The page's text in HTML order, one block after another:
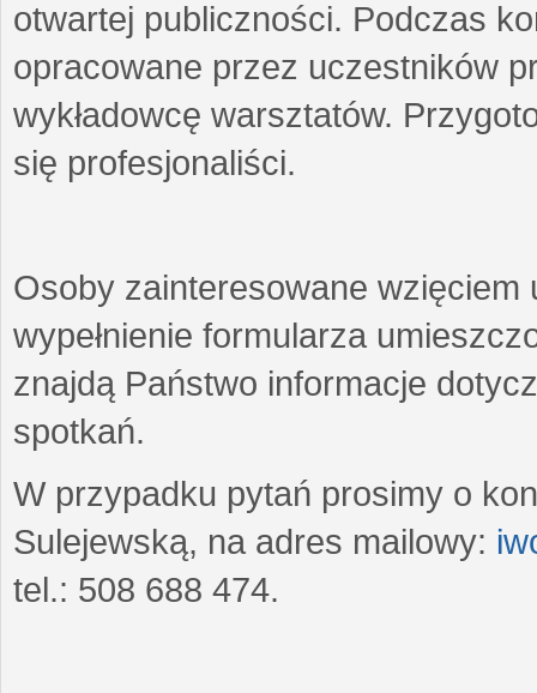
otwartej publiczności. Podczas
opracowane przez uczestników
wykładowcę warsztatów.
się profesjonaliści.
Osoby zainteresowane wzięciem
wypełnienie formularza
znajdą Państwo informacje
spotkań.
W przypadku pytań prosimy o
Sulejewską, na adres mailowy:
tel.: 508 688 474.